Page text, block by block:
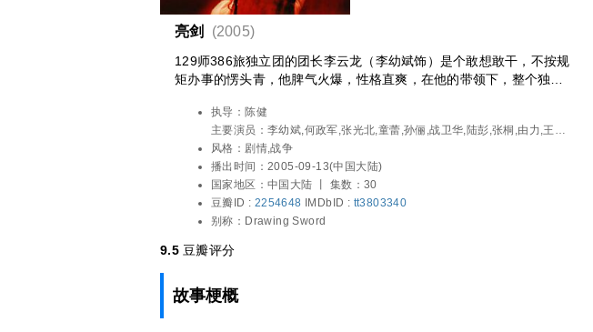
亮剑 (2005)
129师386旅独立团的团长李云龙（李幼斌饰）是个敢想敢干，不按规
矩办事的愣头青，他脾气火爆，性格直爽，在他的带领下，整个独立
队、山崎大队、山本部队接连败下阵来，李云龙名声大噪，却也因屡
次犯规而遭贬斥。抗日战争时期，他与国军358团团长楚云飞（张光北
饰）惺惺相惜，却又不得不在徐蚌会战时一较高下，最终二人皆负重
伤。养病期间，李云龙喜欢上善良可人的护士田雨（童蕾饰），两个
革命战友从此走到一起。在随后几十年的日子里，这对夫妻以及他们
的亲人、战友共同经历着这个国家的沧桑巨变……本片根据都梁的同
名小说《亮剑》改编。©豆瓣
执导：陈健
主要演员： 李幼斌,何政军,张光北,童蕾,孙俪,战卫华,陆彭,张桐,由力,王全
有,张笑君,梁林琳,杨联春,车晓彤,陈艺戈,江水,宗利群,张伟,陈旺林,袁满,张
国荣,董祁明,王炎冰,蔡小龙,徐雷智,田勇,郭苏星,田春山,荣钦,柴孛志,赵中
华,李江,张建祥,孟耿成,陈增祺,寒丰,袁乃旗,韩建平,常玉平,那志东
风格： 剧情,战争
播出时间： 2005-09-13(中国大陆)
国家地区： 中国大陆 丨 集数：30
豆瓣ID : 2254648 IMDbID : tt3803340
别称： Drawing Sword
9.5豆瓣评分
故事梗概